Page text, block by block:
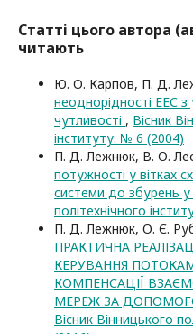
Статті цього автора
читають
Ю. О. Карпов, П. Д.
неоднорідності ЕЕС
чутливості , Вісник
інституту: № 6 (2004)
П. Д. Лежнюк, В. О.
потужності у вітках
системи до збурень у
політехнічного
П. Д. Лежнюк, О. Є.
ПРАКТИЧНА
КЕРУВАННЯ
КОМПЕНСАЦІЇ
МЕРЕЖ ЗА
Вісник Вінницького